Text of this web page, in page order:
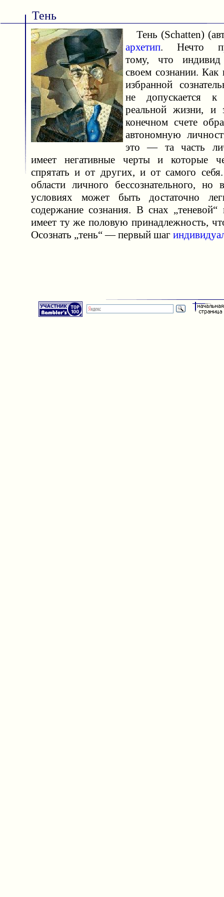
Тень
Тень (Schatten)
архетип. Нечто
тому, что индивид
своем сознании. Как
избранной
не допускается
реальной жизни, и
конечном счете
автономную
это — та часть
имеет негативные черты и которые
спрятать и от других, и от самого
области личного бессознательного, но
условиях может быть достаточно
содержание сознания. В снах „теневой“
имеет ту же половую принадлежность,
Осознать „тень“ — первый шаг